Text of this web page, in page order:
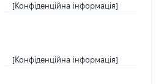
[Конфіденційна інформація]
[Конфіденційна інформація]